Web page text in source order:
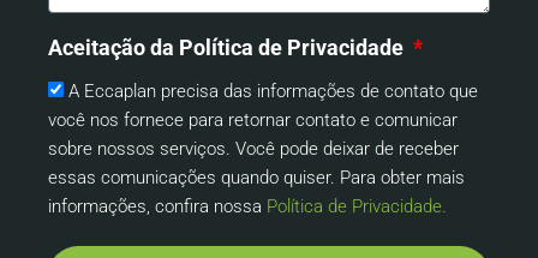
Aceitação da Política de Privacidade
A Eccaplan precisa das informações de contato que
você nos fornece para retornar contato e comunicar
sobre nossos serviços. Você pode deixar de receber
essas comunicações quando quiser. Para obter mais
informações, confira nossa Política de Privacidade.